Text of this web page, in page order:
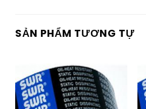
SẢN PHẨM TƯƠNG TỰ